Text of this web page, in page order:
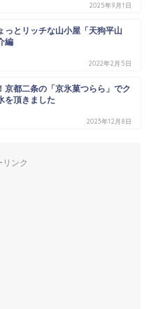
2025年9月1日
っとリッチな山小屋「天狗平山
編
2022年2月5日
京都二条の「京氷菓つらら」でク
を頂きました
2023年12月8日
リンク